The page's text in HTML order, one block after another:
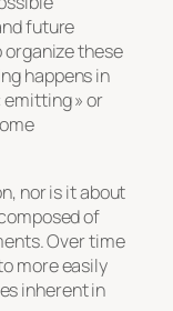
future
organize these
happens in
» or
nor is it about
of
Over time
more easily
inherent in